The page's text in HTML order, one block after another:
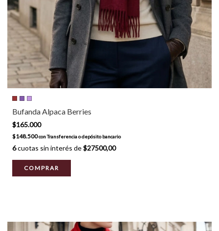
Bufanda Alpaca Berries
$165.000
$148.500conTransferencia o depósito bancario
6cuotas sin interés de$27500,00
COMPRAR